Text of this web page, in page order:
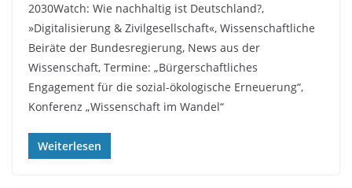
2030Watch: Wie nachhaltig ist Deutschland?,
»Digitalisierung & Zivilgesellschaft«, Wissenschaftliche
Beiräte der Bundesregierung, News aus der
Wissenschaft, Termine: „Bürgerschaftliches
Engagement für die sozial-ökologische Erneuerung“,
Konferenz „Wissenschaft im Wandel“
Weiterlesen